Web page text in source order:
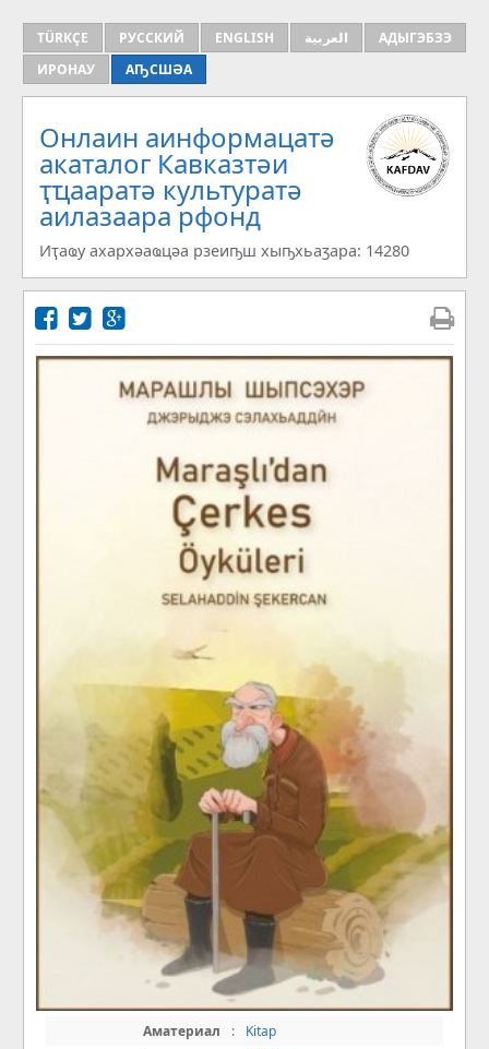
TÜRKÇE РУССКИЙ ENGLISH العربية
АДЫГЭБЗЭ
ИРОНАУ
АҦСШӘА
Онлаин аинформацатә
aкаталог Кавказтәи
ҭҵааратә культуратә
аилазаара рфонд
Иҭаҩу ахархәаҩцәа рзеиҧш хыҧхьаӡара: 14280
Аматериал :
Kitap